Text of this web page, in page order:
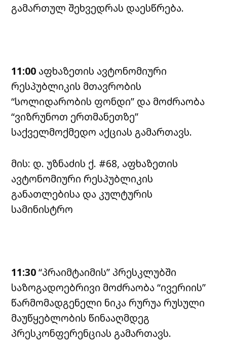
გამართულ შეხვედრას დაესწრება.
11:00 აფხაზეთის ავტონომიური
რესპუბლიკის მთავრობის
“სოლიდარობის ფონდი” და მოძრაობა
“ვიზრუნოთ ერთმანეთზე”
საქველმოქმედო აქციას გამართავს.
მის: დ. უზნაძის ქ. #68, აფხაზეთის
ავტონომიური რესპუბლიკის
განათლებისა და კულტურის
სამინისტრო
11:30“პრაიმტაიმის” პრესკლუბში
საზოგადოებრივი მოძრაობა “ივერიის”
წარმომადგენელი ნიკა რურუა რუსული
მაუწყებლობის წინააღმდეგ
პრესკონფერენციას გამართავს.